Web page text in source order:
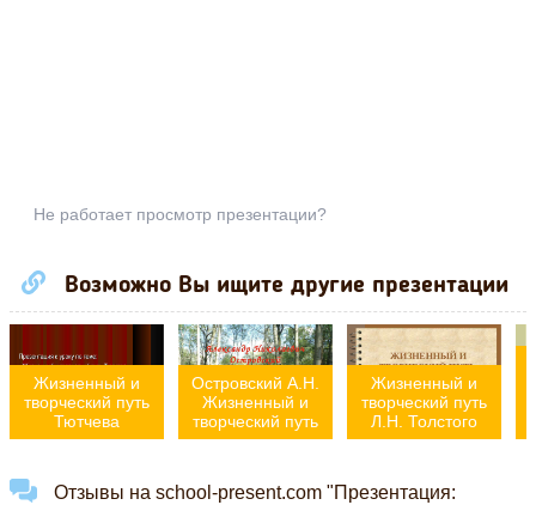
Не работает просмотр презентации?
Возможно Вы ищите другие презентации
Жизненный и
творческий путь
Тютчева
Островский А.Н.
Жизненный и
творческий путь
Жизненный и
творческий путь
Л.Н. Толстого
Отзывы на school-present.com "Презентация: